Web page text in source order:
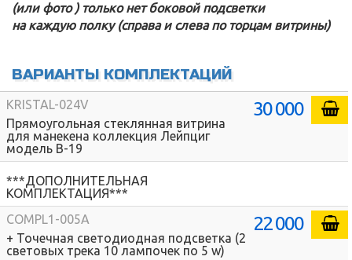
(или фото ) только нет боковой подсветки
на каждую полку (справа и слева по торцам витрины)
ВАРИАНТЫ КОМПЛЕКТАЦИЙ
KRISTAL-024V
Прямоугольная стеклянная витрина
для манекена коллекция Лейпциг
модель В-19
30 000
***ДОПОЛНИТЕЛЬНАЯ
КОМПЛЕКТАЦИЯ***
COMPL1-005A
+ Точечная светодиодная подсветка (2
световых трека 10 лампочек по 5 w)
22 000